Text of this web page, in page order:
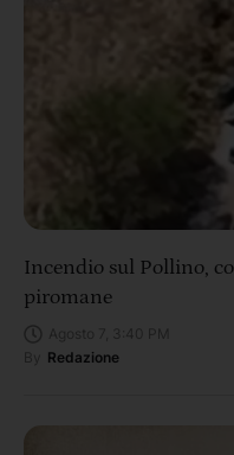
Incendio sul Pollino,
piromane
Redazione